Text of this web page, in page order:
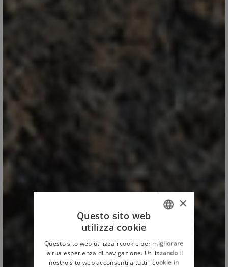
ENGLISH
×
Questo sito web
utilizza cookie
Questo sito web utilizza i cookie per migliorare
la tua esperienza di navigazione. Utilizzando il
nostro sito web acconsenti a tutti i cookie in